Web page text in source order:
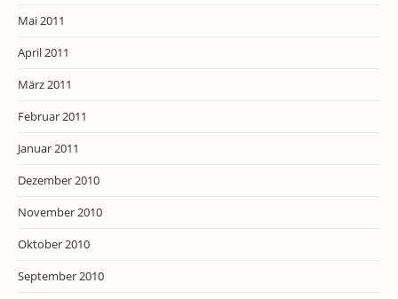
Mai 2011
April 2011
März 2011
Februar 2011
Januar 2011
Dezember 2010
November 2010
Oktober 2010
September 2010